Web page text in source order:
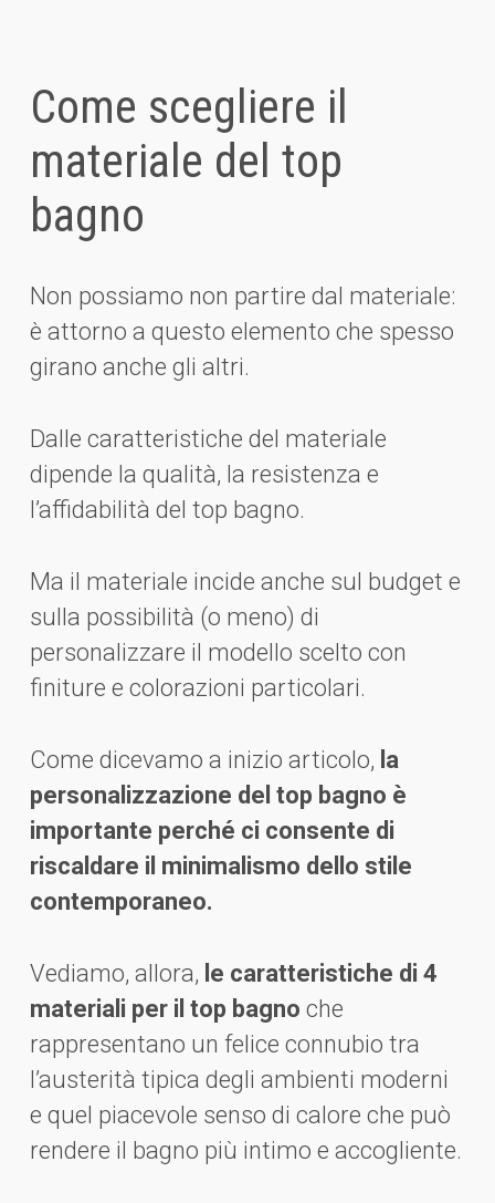
Come scegliere il
materiale del top
bagno
Non possiamo non partire dal materiale:
è attorno a questo elemento che spesso
girano anche gli altri.
Dalle caratteristiche del materiale
dipende la qualità, la resistenza e
l’affidabilità del top bagno.
Ma il materiale incide anche sul budget e
sulla possibilità (o meno) di
personalizzare il modello scelto con
finiture e colorazioni particolari.
Come dicevamo a inizio articolo, la
personalizzazione del top bagno è
importante perché ci consente di
riscaldare il minimalismo dello stile
contemporaneo.
Vediamo, allora, le caratteristiche di 4
materiali per il top bagno che
rappresentano un felice connubio tra
l’austerità tipica degli ambienti moderni
e quel piacevole senso di calore che può
rendere il bagno più intimo e accogliente.